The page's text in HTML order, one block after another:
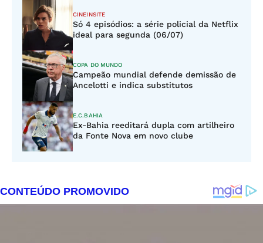
CINEINSITE
Só 4 episódios: a série policial da Netflix
ideal para segunda (06/07)
COPA DO MUNDO
Campeão mundial defende demissão de
Ancelotti e indica substitutos
E.C.BAHIA
Ex-Bahia reeditará dupla com artilheiro
da Fonte Nova em novo clube